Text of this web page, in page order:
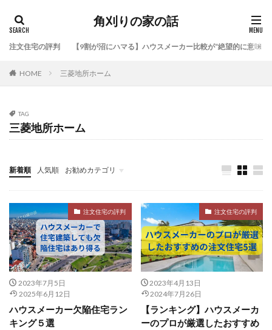
角刈りの家の話
注文住宅の評判 【9割が沼にハマる】ハウスメーカー比較が“絶望的に意味
HOME 三菱地所ホーム
TAG
三菱地所ホーム
新着順 人気順 お勧めカテゴリ
注文住宅の評判
デイトレ
注文住宅の評判
2023年7月5日
2025年6月12日
ハウスメーカー欠陥住宅ラン
キング５選
注文住宅の評判
2023年4月13日
2024年7月26日
【ランキング】ハウスメーカ
ーのプロが厳選したおすすめ